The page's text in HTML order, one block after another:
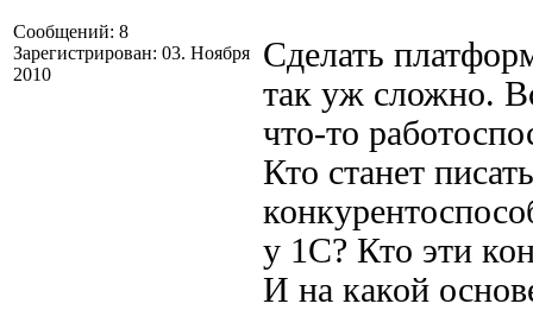
Сообщений: 8
Зарегистрирован: 03. Ноября
2010
Сделать
так уж сложно.
что-то
Кто станет
у 1С? Кто эти
И на какой